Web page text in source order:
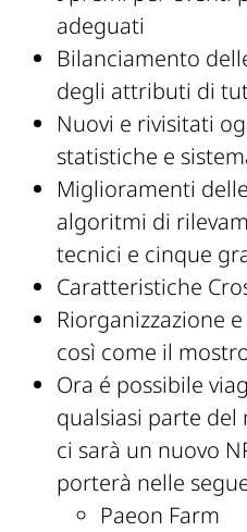
adeguati
Bilanciamento
degli attributi di
Nuovi e rivisitati
statistiche e
Miglioramenti
algoritmi di
tecnici e cinque
Caratteristiche
Riorganizzazione
così come il
Ora é possibile
qualsiasi parte del
ci sarà un nuovo
porterà nelle
Paeon Farm